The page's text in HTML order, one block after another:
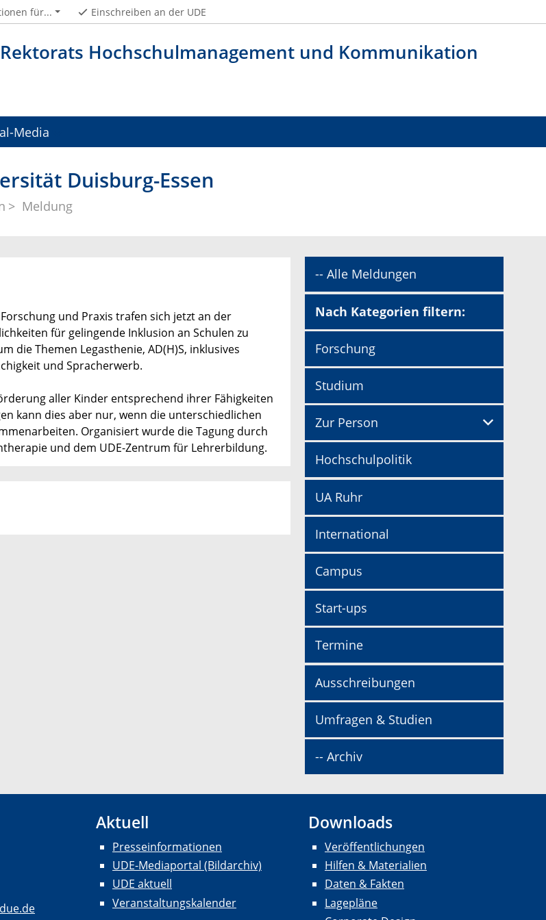
Hochschulmanagement und Kommunikation
für... Einschreiben an der UDE
Media
Duisburg-Essen
Meldung
und Praxis trafen sich jetzt an der
für gelingende Inklusion an Schulen zu
die Themen Legasthenie, AD(H)S, inklusives
und Spracherwerb.
aller Kinder entsprechend ihrer Fähigkeiten
kann dies aber nur, wenn die unterschiedlichen
Organisiert wurde die Tagung durch
und dem UDE-Zentrum für Lehrerbildung.
-- Alle Meldungen
Nach Kategorien filtern:
Forschung
Studium
Zur Person
Hochschulpolitik
UA Ruhr
International
Campus
Start-ups
Termine
Ausschreibungen
Umfragen & Studien
-- Archiv
Aktuell
Presseinformationen
UDE-Mediaportal (Bildarchiv)
UDE aktuell
Veranstaltungskalender
Downloads
Veröffentlichungen
Hilfen & Materialien
Daten & Fakten
Lagepläne